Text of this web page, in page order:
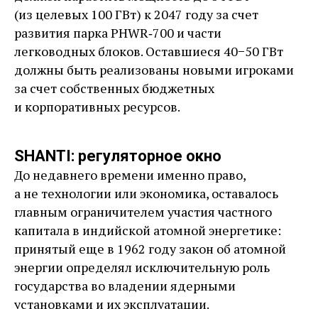
(из целевых 100 ГВт) к 2047 году за счет
развития парка PHWR‑700 и части
легководных блоков. Оставшиеся 40−50 ГВт
должны быть реализованы новыми игроками
за счет собственных бюджетных
и корпоративных ресурсов.
SHANTI: регуляторное окно
До недавнего времени именно право,
а не технологии или экономика, оставалось
главным ограничителем участия частного
капитала в индийской атомной энергетике:
принятый еще в 1962 году закон об атомной
энергии определял исключительную роль
государства во владении ядерными
установками и их эксплуатации.